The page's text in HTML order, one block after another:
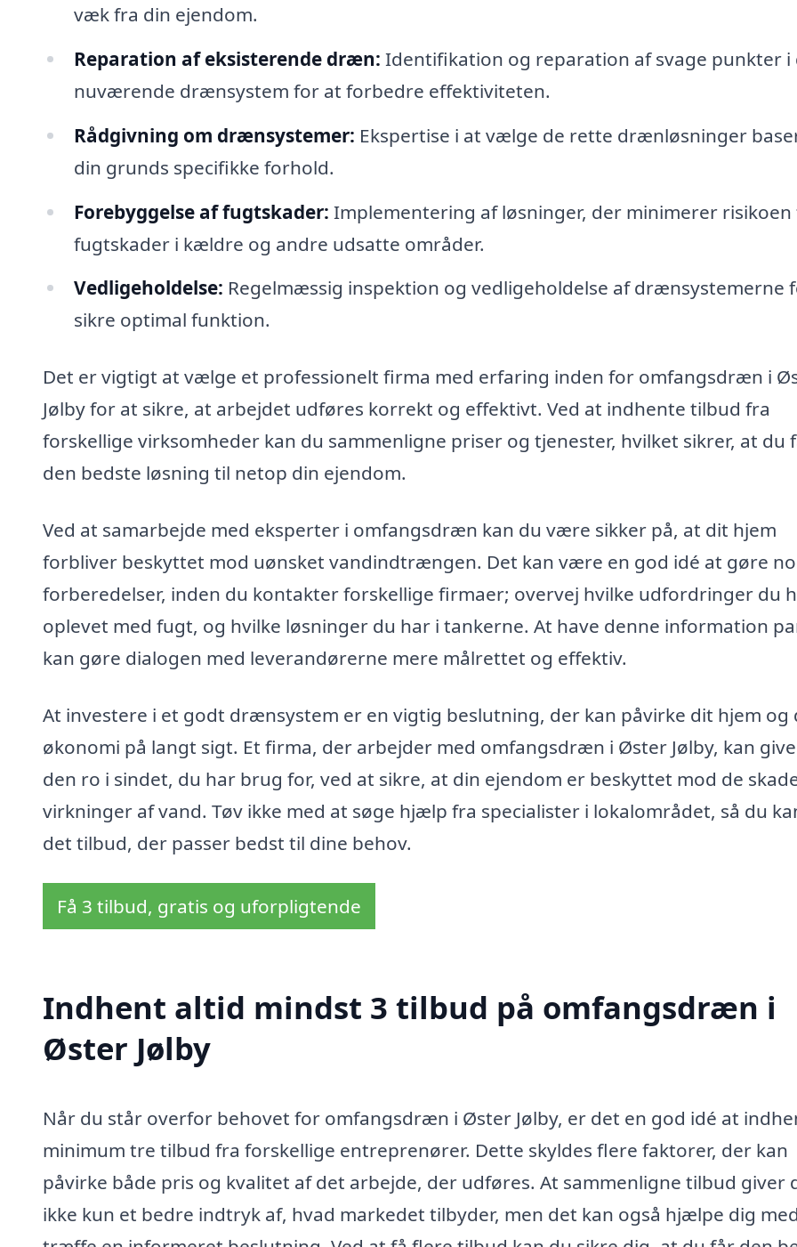
væk fra din ejendom.
Reparation af eksisterende dræn: Identifikation og reparation af svage punkter i
nuværende drænsystem for at forbedre effektiviteten.
Rådgivning om drænsystemer: Ekspertise i at vælge de rette drænløsninger
din grunds specifikke forhold.
Forebyggelse af fugtskader: Implementering af løsninger, der minimerer
fugtskader i kældre og andre udsatte områder.
Vedligeholdelse: Regelmæssig inspektion og vedligeholdelse af drænsystemerne
sikre optimal funktion.
Det er vigtigt at vælge et professionelt firma med erfaring inden for omfangsdræn i
Jølby for at sikre, at arbejdet udføres korrekt og effektivt. Ved at indhente tilbud fra
forskellige virksomheder kan du sammenligne priser og tjenester, hvilket sikrer, at du
den bedste løsning til netop din ejendom.
Ved at samarbejde med eksperter i omfangsdræn kan du være sikker på, at dit hjem
forbliver beskyttet mod uønsket vandindtrængen. Det kan være en god idé at gøre
forberedelser, inden du kontakter forskellige firmaer; overvej hvilke udfordringer du
oplevet med fugt, og hvilke løsninger du har i tankerne. At have denne information
kan gøre dialogen med leverandørerne mere målrettet og effektiv.
At investere i et godt drænsystem er en vigtig beslutning, der kan påvirke dit hjem og
økonomi på langt sigt. Et firma, der arbejder med omfangsdræn i Øster Jølby, kan
den ro i sindet, du har brug for, ved at sikre, at din ejendom er beskyttet mod de
virkninger af vand. Tøv ikke med at søge hjælp fra specialister i lokalområdet, så du
det tilbud, der passer bedst til dine behov.
Få 3 tilbud, gratis og uforpligtende
Indhent altid mindst 3 tilbud på omfangsdræn i
Øster Jølby
Når du står overfor behovet for omfangsdræn i Øster Jølby, er det en god idé at
minimum tre tilbud fra forskellige entreprenører. Dette skyldes flere faktorer, der kan
påvirke både pris og kvalitet af det arbejde, der udføres. At sammenligne tilbud giver
ikke kun et bedre indtryk af, hvad markedet tilbyder, men det kan også hjælpe dig